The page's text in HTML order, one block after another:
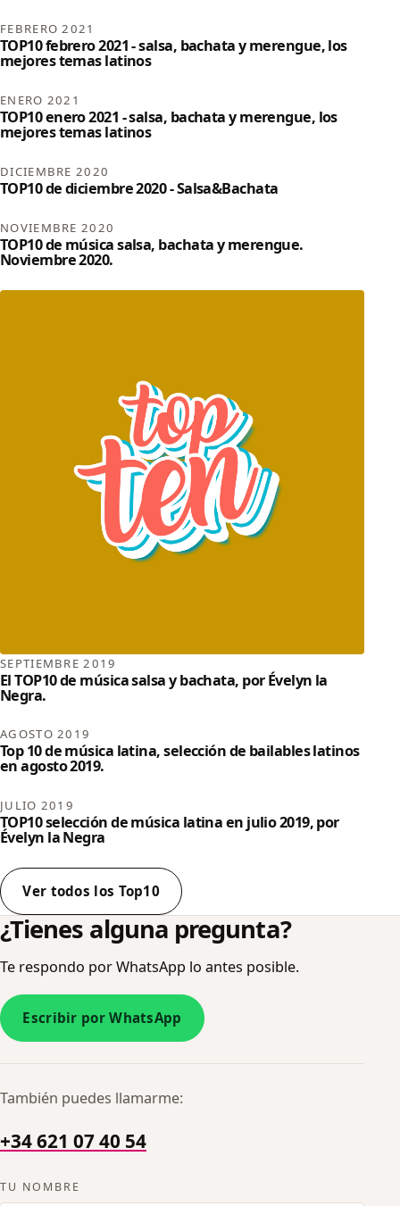
FEBRERO 2021
TOP10 febrero 2021 - salsa, bachata y merengue, los
mejores temas latinos
ENERO 2021
TOP10 enero 2021 - salsa, bachata y merengue, los
mejores temas latinos
DICIEMBRE 2020
TOP10 de diciembre 2020 - Salsa&Bachata
NOVIEMBRE 2020
TOP10 de música salsa, bachata y merengue.
Noviembre 2020.
SEPTIEMBRE 2019
El TOP10 de música salsa y bachata, por Évelyn la
Negra.
AGOSTO 2019
Top 10 de música latina, selección de bailables latinos
en agosto 2019.
JULIO 2019
TOP10 selección de música latina en julio 2019, por
Évelyn la Negra
Ver todos los Top10
¿Tienes alguna pregunta?
Te respondo por WhatsApp lo antes posible.
Escribir por WhatsApp
También puedes llamarme:
+34 621 07 40 54
No rellenes esto:
TU NOMBRE